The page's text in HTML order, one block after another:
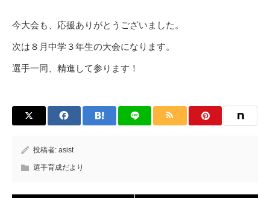
今大会も、応援ありがとうございました。
次は８月中学３年生の大会になります。
選手一同、精進して参ります！
投稿者: asist
選手育成だより